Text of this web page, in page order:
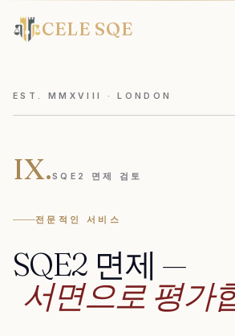
CELE SQE
EST. MMXVIII · LONDON
IX.SQE2 면제 검토
전문적인 서비스
SQE2 면제 —
서면으로 평가